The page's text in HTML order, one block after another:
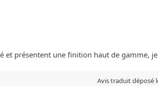
et présentent une finition haut de gamme,
Avis traduit déposé